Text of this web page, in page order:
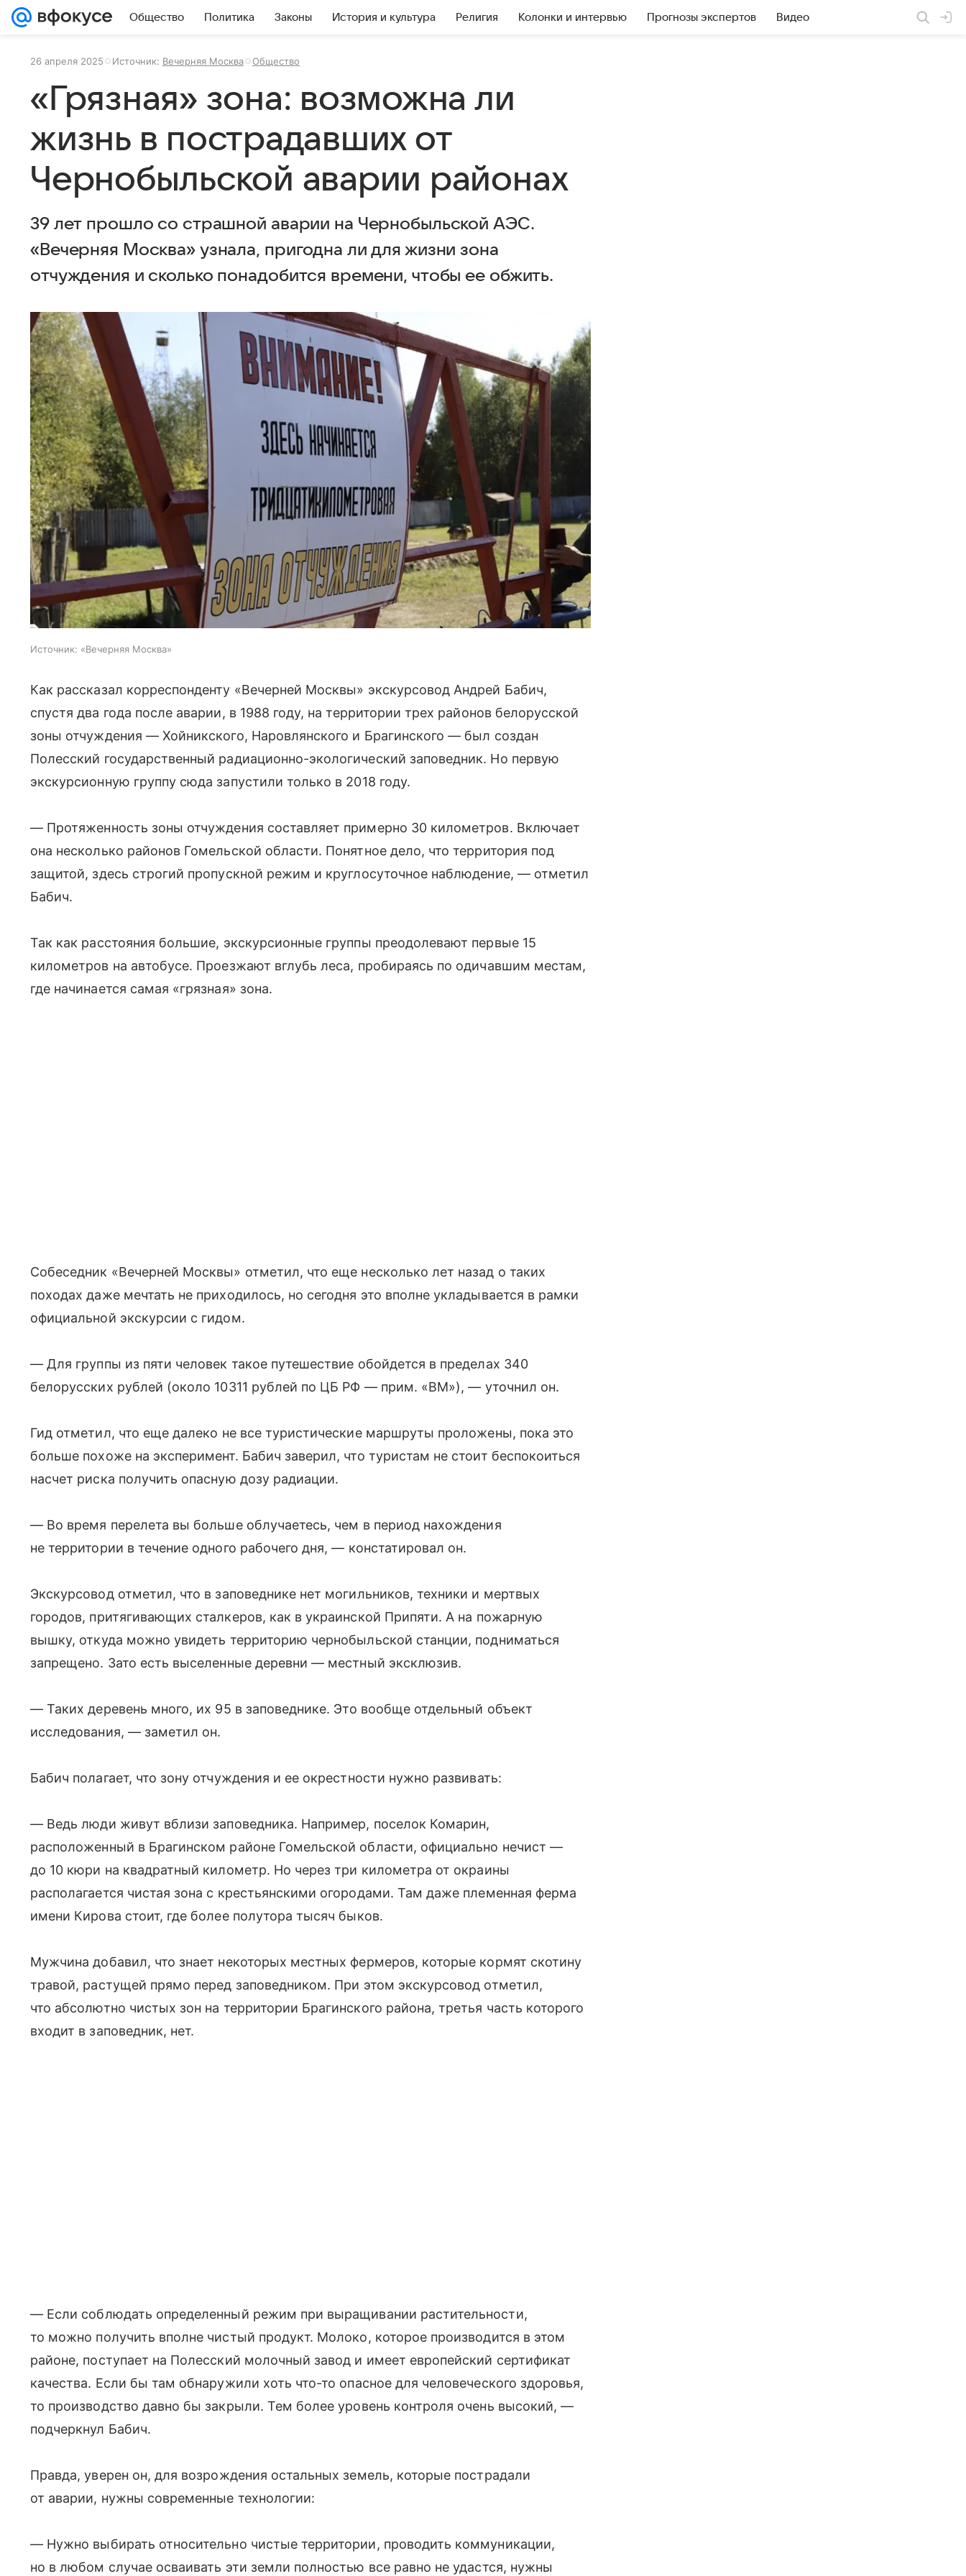
Общество Политика Законы История и культура Религия Колонки и интервью Прогнозы экспертов Видео
26 апреля 2025 Источник: Вечерняя Москва Общество
«Грязная» зона: возможна ли
жизнь в пострадавших от
Чернобыльской аварии районах
39 лет прошло со страшной аварии на Чернобыльской АЭС.
«Вечерняя Москва» узнала, пригодна ли для жизни зона
отчуждения и сколько понадобится времени, чтобы ее обжить.
Источник: «Вечерняя Москва»
Как рассказал корреспонденту «Вечерней Москвы» экскурсовод Андрей Бабич,
спустя два года после аварии, в 1988 году, на территории трех районов белорусской
зоны отчуждения — Хойникского, Наровлянского и Брагинского — был создан
Полесский государственный радиационно-экологический заповедник. Но первую
экскурсионную группу сюда запустили только в 2018 году.
— Протяженность зоны отчуждения составляет примерно 30 километров. Включает
она несколько районов Гомельской области. Понятное дело, что территория под
защитой, здесь строгий пропускной режим и круглосуточное наблюдение, — отметил
Бабич.
Так как расстояния большие, экскурсионные группы преодолевают первые 15
километров на автобусе. Проезжают вглубь леса, пробираясь по одичавшим местам,
где начинается самая «грязная» зона.
Собеседник «Вечерней Москвы» отметил, что еще несколько лет назад о таких
походах даже мечтать не приходилось, но сегодня это вполне укладывается в рамки
официальной экскурсии с гидом.
— Для группы из пяти человек такое путешествие обойдется в пределах 340
белорусских рублей (около 10311 рублей по ЦБ РФ — прим. «ВМ»), — уточнил он.
Гид отметил, что еще далеко не все туристические маршруты проложены, пока это
больше похоже на эксперимент. Бабич заверил, что туристам не стоит беспокоиться
насчет риска получить опасную дозу радиации.
— Во время перелета вы больше облучаетесь, чем в период нахождения
не территории в течение одного рабочего дня, — констатировал он.
Экскурсовод отметил, что в заповеднике нет могильников, техники и мертвых
городов, притягивающих сталкеров, как в украинской Припяти. А на пожарную
вышку, откуда можно увидеть территорию чернобыльской станции, подниматься
запрещено. Зато есть выселенные деревни — местный эксклюзив.
— Таких деревень много, их 95 в заповеднике. Это вообще отдельный объект
исследования, — заметил он.
Бабич полагает, что зону отчуждения и ее окрестности нужно развивать:
— Ведь люди живут вблизи заповедника. Например, поселок Комарин,
расположенный в Брагинском районе Гомельской области, официально нечист —
до 10 кюри на квадратный километр. Но через три километра от окраины
располагается чистая зона с крестьянскими огородами. Там даже племенная ферма
имени Кирова стоит, где более полутора тысяч быков.
Мужчина добавил, что знает некоторых местных фермеров, которые кормят скотину
травой, растущей прямо перед заповедником. При этом экскурсовод отметил,
что абсолютно чистых зон на территории Брагинского района, третья часть которого
входит в заповедник, нет.
— Если соблюдать определенный режим при выращивании растительности,
то можно получить вполне чистый продукт. Молоко, которое производится в этом
районе, поступает на Полесский молочный завод и имеет европейский сертификат
качества. Если бы там обнаружили хоть что-то опасное для человеческого здоровья,
то производство давно бы закрыли. Тем более уровень контроля очень высокий, —
подчеркнул Бабич.
Правда, уверен он, для возрождения остальных земель, которые пострадали
от аварии, нужны современные технологии:
— Нужно выбирать относительно чистые территории, проводить коммуникации,
но в любом случае осваивать эти земли полностью все равно не удастся, нужны